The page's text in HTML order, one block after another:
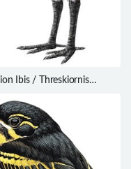
Ibis / Threskiornis